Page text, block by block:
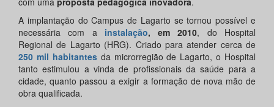
A implantação do Campus de Lagarto se tornou possível e
necessária com a instalação, em 2010, do Hospital
Regional de Lagarto (HRG). Criado para atender cerca de
250 mil habitantesda microrregião de Lagarto, o Hospital
tanto estimulou a vinda de profissionais da saúde para a
cidade, quanto passou a exigir a formação de nova mão de
obra qualificada.